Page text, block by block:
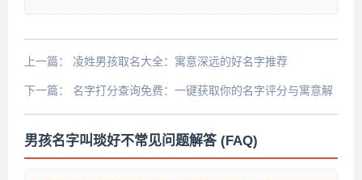
上一篇： 凌姓男孩取名大全：寓意深远的好名字推荐
下一篇： 名字打分查询免费：一键获取你的名字评分与寓意解
析
男孩名字叫琰好不常见问题解答 (FAQ)